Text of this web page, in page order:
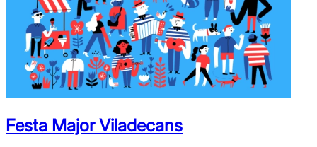
Festa Major Viladecans